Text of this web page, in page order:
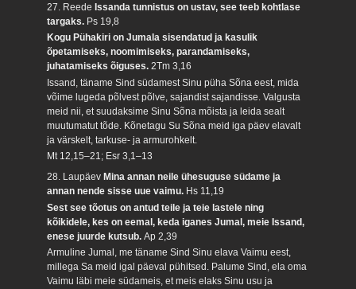
27. ReedeIssanda tunnistus on ustav, see teeb kohtlase
targaks. Ps 19,8
Kogu Pühakiri on Jumala sisendatud ja kasulik
õpetamiseks, noomimiseks, parandamiseks,
juhatamiseks õiguses.2Tm 3,16
Issand, täname Sind südamest Sinu püha Sõna eest, mida
võime lugeda põlvest põlve, sajandist sajandisse. Valgusta
meid nii, et suudaksime Sinu Sõna mõista ja leida sealt
muutumatut tõde. Kõnetagu Su Sõna meid iga päev elavalt
ja värskelt, tarkuse- ja armurohkelt.
Mt 12,15–21; Esr 3,1–13
28. Laupäev Mina annan neile ühesuguse südame ja
annan nende sisse uue vaimu. Hs 11,19
Sest see tõotus on antud teile ja teie lastele ning
kõikidele, kes on eemal, keda iganes Jumal, meie Issand,
enese juurde kutsub.Ap 2,39
Armuline Jumal, me täname Sind Sinu elava Vaimu eest,
millega Sa meid igal päeval pühitsed. Palume Sind, ela oma
Vaimu läbi meie südameis, et meis elaks Sinu usu ja